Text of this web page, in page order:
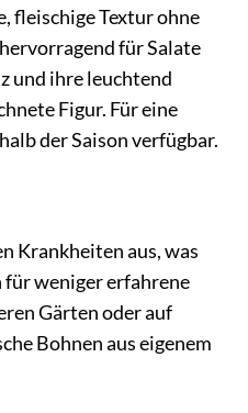
fleischige Textur ohne
für Salate
und ihre leuchtend
Figur. Für eine
der Saison verfügbar.
Krankheiten aus, was
für weniger erfahrene
Gärten oder auf
Bohnen aus eigenem